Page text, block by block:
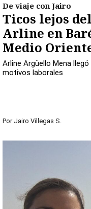
De viaje con Jairo
Ticos lejos
Arline en
Medio
Arline Argüello Mena
motivos laborales
Por Jairo Villegas S.